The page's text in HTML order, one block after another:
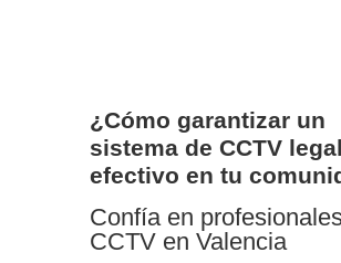
¿Cómo garantizar un
sistema de CCTV
efectivo en tu
Confía en
CCTV en Valencia